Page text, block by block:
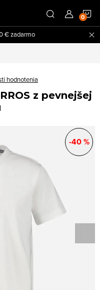
€ zadarmo
hodnotenia
z pevnejšej
-40 %